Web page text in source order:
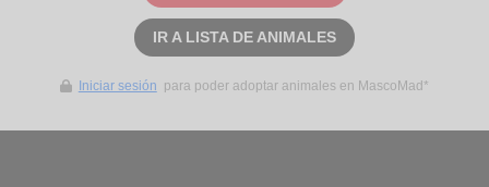
IR A LISTA DE ANIMALES
Iniciar sesión para poder adoptar animales en MascoMad*